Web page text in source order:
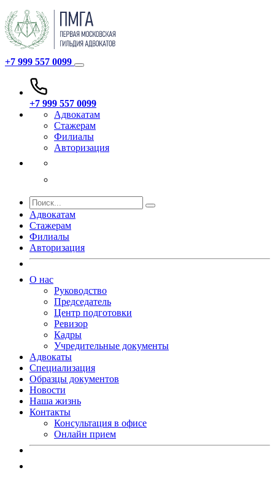
+7 999 557 0099
+7 999 557 0099
Адвокатам
Стажерам
Филиалы
Авторизация
Адвокатам
Стажерам
Филиалы
Авторизация
О нас
Руководство
Председатель
Центр подготовки
Ревизор
Кадры
Учредительные документы
Адвокаты
Специализация
Образцы документов
Новости
Наша жизнь
Контакты
Консультация в офисе
Онлайн прием